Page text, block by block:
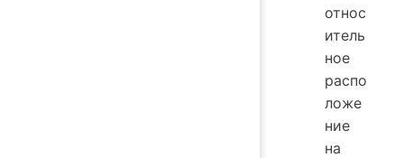
относ
итель
ное
распо
ложе
ние
на